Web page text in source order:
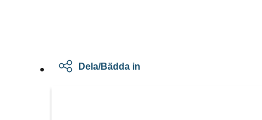
Dela/Bädda in